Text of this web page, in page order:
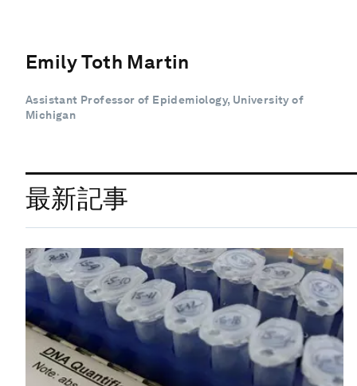
Emily Toth Martin
Assistant Professor of Epidemiology, University of
Michigan
最新記事